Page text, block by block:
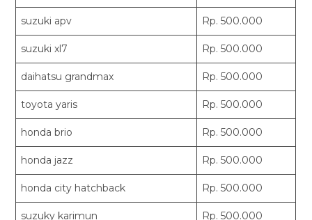
suzuki apv Rp. 500.000
suzuki xl7 Rp. 500.000
daihatsu grandmax Rp. 500.000
toyota yaris Rp. 500.000
honda brio Rp. 500.000
honda jazz Rp. 500.000
honda city hatchback Rp. 500.000
suzuky karimun Rp. 500.000